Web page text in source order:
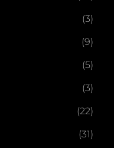
(3)
(9)
(5)
(3)
(22)
(31)